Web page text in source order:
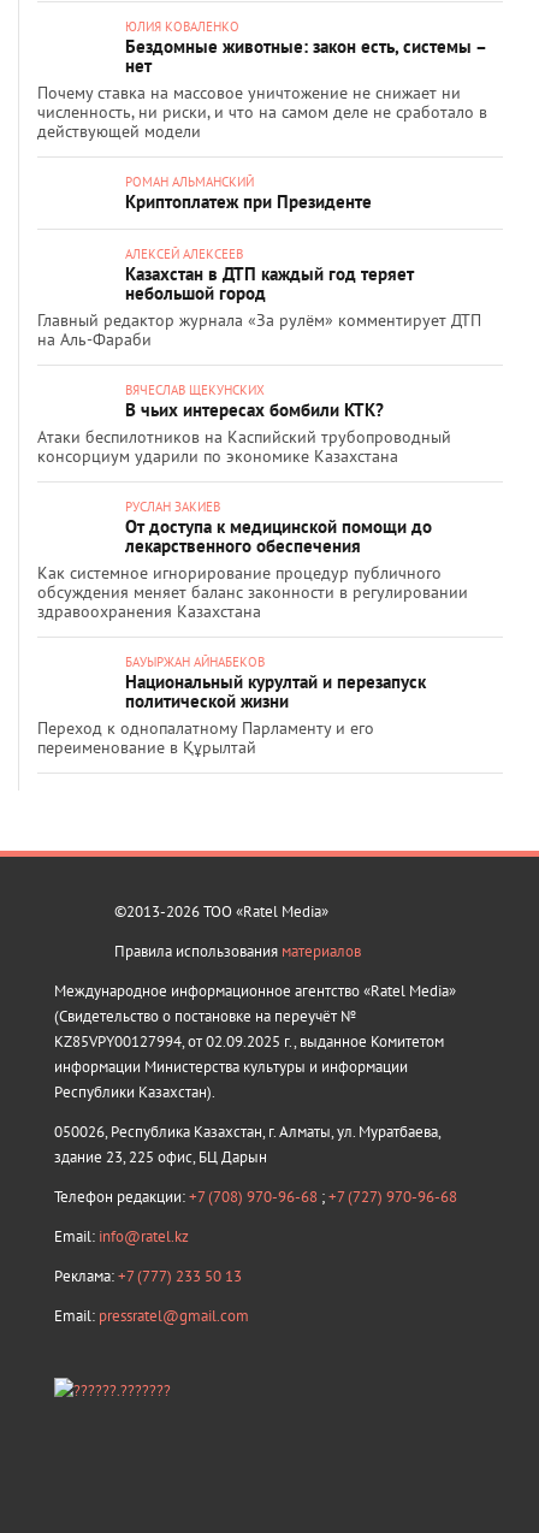
ЮЛИЯ КОВАЛЕНКО
Бездомные животные: закон есть, системы –
нет
Почему ставка на массовое уничтожение не снижает ни
численность, ни риски, и что на самом деле не сработало в
действующей модели
РОМАН АЛЬМАНСКИЙ
Криптоплатеж при Президенте
АЛЕКСЕЙ АЛЕКСЕЕВ
Казахстан в ДТП каждый год теряет
небольшой город
Главный редактор журнала «За рулём» комментирует ДТП
на Аль-Фараби
ВЯЧЕСЛАВ ЩЕКУНСКИХ
В чьих интересах бомбили КТК?
Атаки беспилотников на Каспийский трубопроводный
консорциум ударили по экономике Казахстана
РУСЛАН ЗАКИЕВ
От доступа к медицинской помощи до
лекарственного обеспечения
Как системное игнорирование процедур публичного
обсуждения меняет баланс законности в регулировании
здравоохранения Казахстана
БАУЫРЖАН АЙНАБЕКОВ
Национальный курултай и перезапуск
политической жизни
Переход к однопалатному Парламенту и его
переименование в Құрылтай
©2013-2026 ТОО «Ratel Media»
Правила использования материалов
Международное информационное агентство «Ratel Media»
(Свидетельство о постановке на переучёт №
KZ85VPY00127994, от 02.09.2025 г., выданное Комитетом
информации Министерства культуры и информации
Республики Казахстан).
050026, Республика Казахстан, г. Алматы, ул. Муратбаева,
здание 23, 225 офис, БЦ Дарын
Телефон редакции:+7 (708) 970-96-68 ;+7 (727) 970-96-68
Email: info@ratel.kz
Реклама:+7 (777) 233 50 13
Email: pressratel@gmail.com